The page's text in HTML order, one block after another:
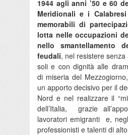
1944 agli anni ’50 e 60
Meridionali e i
memorabili di
lotta nelle occupazioni
nello smantellamento
feudali, nel resistere
soli e con dignità alle
di miseria del
un apporto decisivo per il
Nord e nel realizzare il
dell’Italia, grazie
lavoratori emigranti e,
professionisti e talenti di